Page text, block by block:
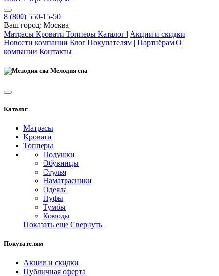
8 (800) 550-15-50
Ваш город: Москва
Матрасы Кровати Топперы Каталог | Акции и скидки
Новости компании Блог Покупателям | Партнёрам О
компании Контакты
Мелодия сна
Каталог
Матрасы
Кровати
Топперы
Подушки
Обувницы
Стулья
Наматрасники
Одеяла
Пуфы
Тумбы
Комоды
Показать еще Свернуть
Покупателям
Акции и скидки
Публичная оферта